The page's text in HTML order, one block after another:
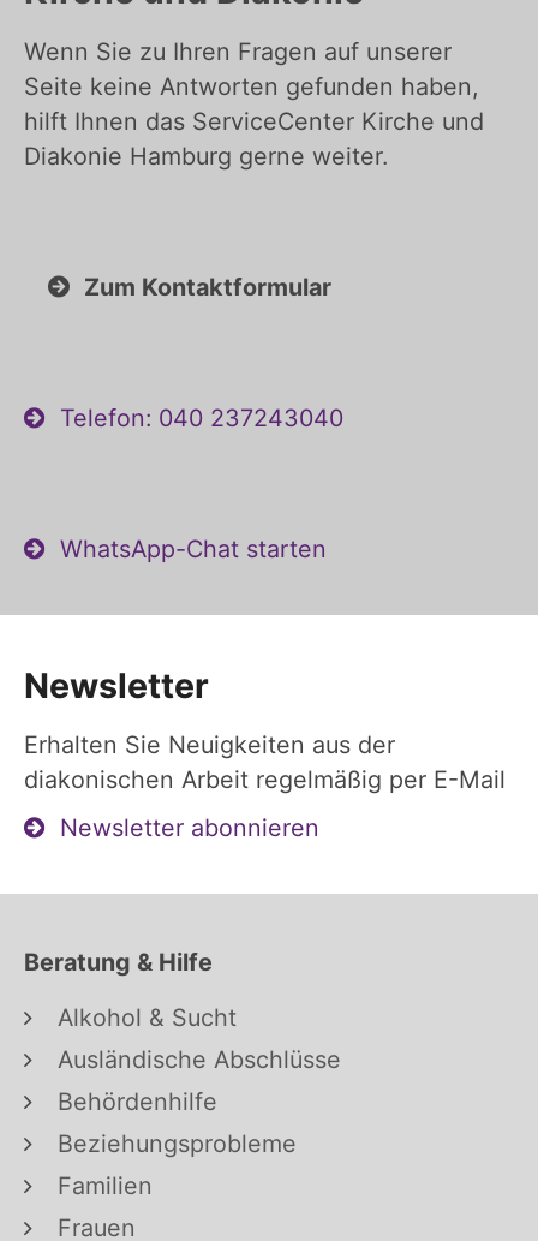
Wenn Sie zu Ihren Fragen auf unserer
Seite keine Antworten gefunden haben,
hilft Ihnen das ServiceCenter Kirche und
Diakonie Hamburg gerne weiter.
Zum Kontaktformular
Telefon: 040 237243040
WhatsApp-Chat starten
Newsletter
Erhalten Sie Neuigkeiten aus der
diakonischen Arbeit regelmäßig per E-Mail
Newsletter abonnieren
Beratung & Hilfe
Alkohol & Sucht
Ausländische Abschlüsse
Behördenhilfe
Beziehungsprobleme
Familien
Frauen